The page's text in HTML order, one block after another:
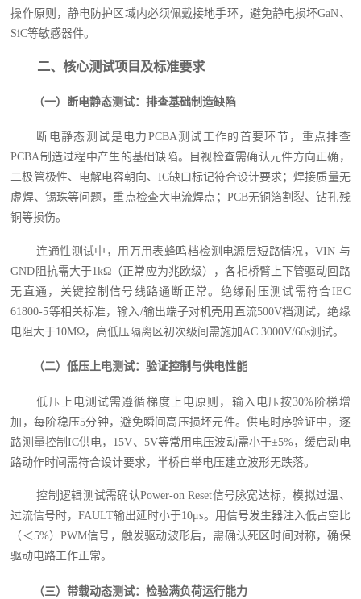
操作原则，静电防护区域内必须佩戴接地手环，避免静电损坏GaN、
SiC等敏感器件。
二、核心测试项目及标准要求
（一）断电静态测试：排查基础制造缺陷
断电静态测试是电力PCBA测试工作的首要环节，重点排查
PCBA制造过程中产生的基础缺陷。目视检查需确认元件方向正确，
二极管极性、电解电容朝向、IC缺口标记符合设计要求；焊接质量无
虚焊、锡珠等问题，重点检查大电流焊点；PCB无铜箔割裂、钻孔残
铜等损伤。
连通性测试中，用万用表蜂鸣档检测电源层短路情况，VIN 与
GND阻抗需大于1kΩ（正常应为兆欧级），各相桥臂上下管驱动回路
无直通，关键控制信号线路通断正常。绝缘耐压测试需符合IEC
61800-5等相关标准，输入/输出端子对机壳用直流500V档测试，绝缘
电阻大于10MΩ，高低压隔离区初次级间需施加AC 3000V/60s测试。
（二）低压上电测试：验证控制与供电性能
低压上电测试需遵循梯度上电原则，输入电压按30%阶梯增
加，每阶稳压5分钟，避免瞬间高压损坏元件。供电时序验证中，逐
路测量控制IC供电，15V、5V等常用电压波动需小于±5%，缓启动电
路动作时间需符合设计要求，半桥自举电压建立波形无跌落。
控制逻辑测试需确认Power-on Reset信号脉宽达标，模拟过温、
过流信号时，FAULT输出延时小于10μs。用信号发生器注入低占空比
（＜5%）PWM信号，触发驱动波形后，需确认死区时间对称，确保
驱动电路工作正常。
（三）带载动态测试：检验满负荷运行能力